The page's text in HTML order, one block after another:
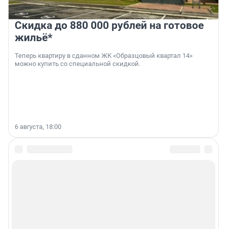
Скидка до 880 000 рублей на готовое
жильё*
Теперь квартиру в сданном ЖК «Образцовый квартал 14»
можно купить со специальной скидкой.
6 августа, 18:00